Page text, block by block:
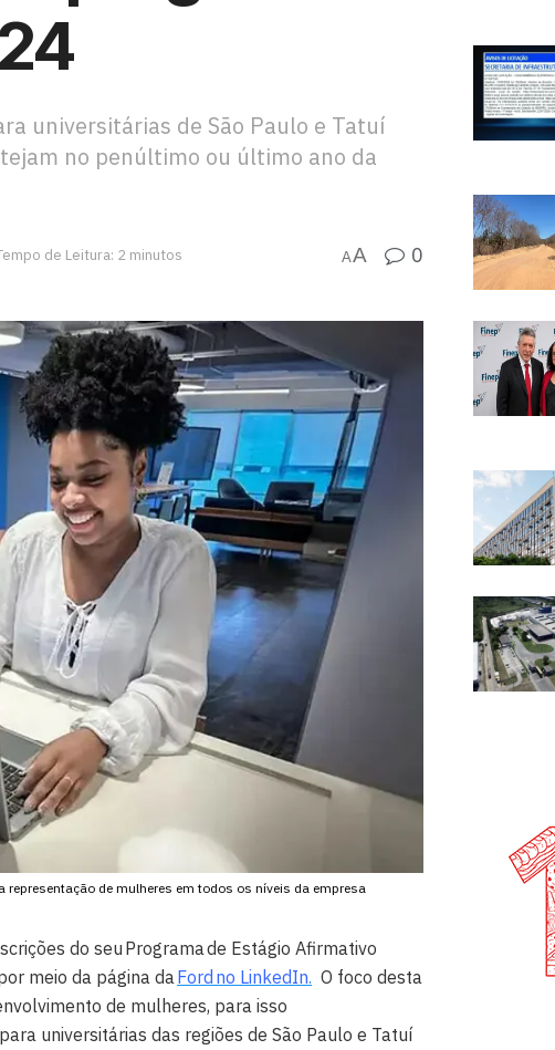
universitárias de São Paulo e Tatuí
no penúltimo ou último ano da
de Leitura: 2 minutos AA 0
de mulheres em todos os níveis da empresa
do seu Programa de Estágio Afirmativo
meio da página daFord no LinkedIn. O foco desta
de mulheres, para isso
universitárias das regiões de São Paulo e Tatuí